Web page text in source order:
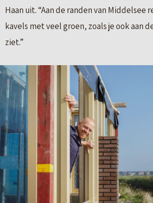
Haan uit. “Aan de randen van Middelsee
kavels met veel groen, zoals je ook aan
ziet.”